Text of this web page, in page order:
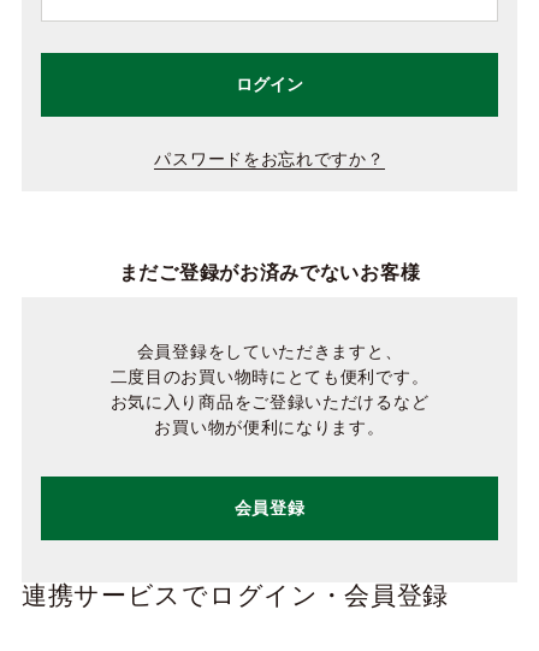
ログイン
パスワードをお忘れですか？
まだご登録がお済みでないお客様
会員登録をしていただきますと、
二度目のお買い物時にとても便利です。
お気に入り商品をご登録いただけるなど
お買い物が便利になります。
会員登録
連携サービスでログイン・会員登録